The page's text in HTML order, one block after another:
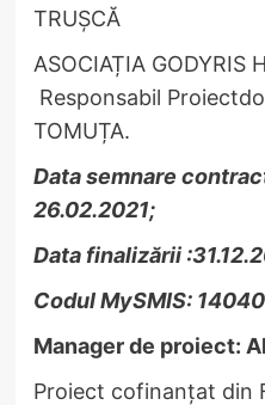
TRUȘCĂ
ASOCIAȚIA GODYRIS
Responsabil
TOMUȚA.
Data semnare
26.02.2021;
Data finalizării
Codul MySMIS:
Manager de proiect:
Proiect cofinanţat din